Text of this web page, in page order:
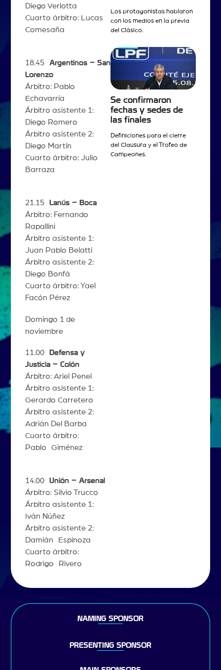
Diego Verlotta
Cuarto árbitro: Lucas
Comesaña
18.45 Argentinos – San
Lorenzo
Árbitro: Pablo
Echavarría
Árbitro asistente 1:
Diego Romero
Árbitro asistente 2:
Diego Martín
Cuarto árbitro: Julio
Barraza
21.15 Lanús – Boca
Árbitro: Fernando
Rapallini
Árbitro asistente 1:
Juan Pablo Belatti
Árbitro asistente 2:
Diego Bonfá
Cuarto árbitro: Yael
Facón Pérez
Domingo 1 de
noviembre
11.00
Defensa y
Justicia – Colón
Árbitro: Ariel Penel
Árbitro asistente 1:
Gerardo Carretero
Árbitro asistente 2:
Adrián Del Barba
Cuarto árbitro:
Pablo Giménez
14.00 Unión – Arsenal
Árbitro: Silvio Trucco
Árbitro asistente 1:
Iván Núñez
Árbitro asistente 2:
Damián Espinoza
Cuarto árbitro:
Rodrigo Rivero
Los protagonistas hablaron
con los medios en la previa
del Clásico.
Se confirmaron
fechas y sedes de
las finales
Definiciones para el cierre
del Clausura y el Trofeo de
Campeones.
NAMING SPONSOR
PRESENTING SPONSOR